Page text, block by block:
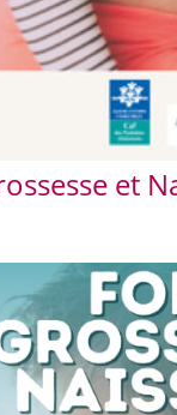
et